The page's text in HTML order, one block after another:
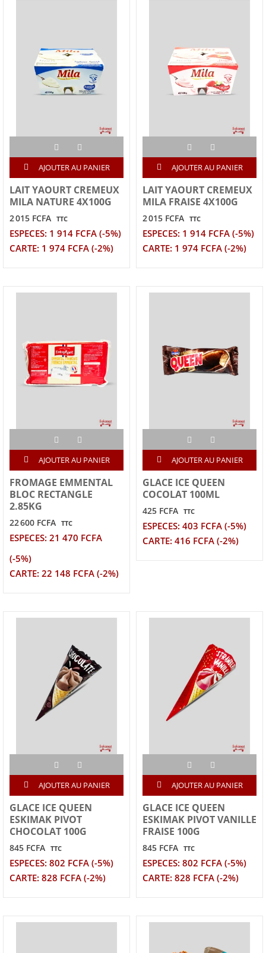
AJOUTER AU PANIER
LAIT YAOURT CREMEUX
MILA NATURE 4X100G
2 015 FCFA TTC
ESPECES: 1 914 FCFA (-5%)
CARTE: 1 974 FCFA (-2%)
AJOUTER AU PANIER
LAIT YAOURT CREMEUX
MILA FRAISE 4X100G
2 015 FCFA TTC
ESPECES: 1 914 FCFA (-5%)
CARTE: 1 974 FCFA (-2%)
AJOUTER AU PANIER
FROMAGE EMMENTAL
BLOC RECTANGLE
2.85KG
22 600 FCFA TTC
ESPECES: 21 470 FCFA
(-5%)
CARTE: 22 148 FCFA (-2%)
AJOUTER AU PANIER
GLACE ICE QUEEN
COCOLAT 100ML
425 FCFA TTC
ESPECES: 403 FCFA (-5%)
CARTE: 416 FCFA (-2%)
AJOUTER AU PANIER
GLACE ICE QUEEN
ESKIMAK PIVOT
CHOCOLAT 100G
845 FCFA TTC
ESPECES: 802 FCFA (-5%)
CARTE: 828 FCFA (-2%)
AJOUTER AU PANIER
GLACE ICE QUEEN
ESKIMAK PIVOT VANILLE
FRAISE 100G
845 FCFA TTC
ESPECES: 802 FCFA (-5%)
CARTE: 828 FCFA (-2%)